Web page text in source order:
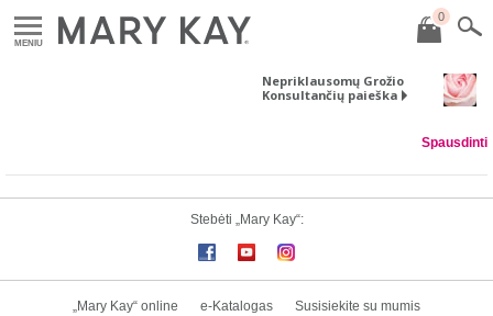
MENIU
0
Nepriklausomų Grožio
Konsultančių paieška
Spausdinti
Stebėti „Mary Kay“:
„Mary Kay“ online e-Katalogas Susisiekite su mumis